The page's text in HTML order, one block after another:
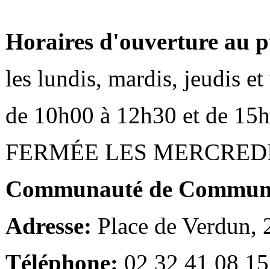
Horaires d'ouverture au
les lundis, mardis, jeudis et
de 10h00 à 12h30 et de
FERMÉE LES
Communauté de
Adresse: Place de Verdun,
Téléphone: 02 32 41 08 15